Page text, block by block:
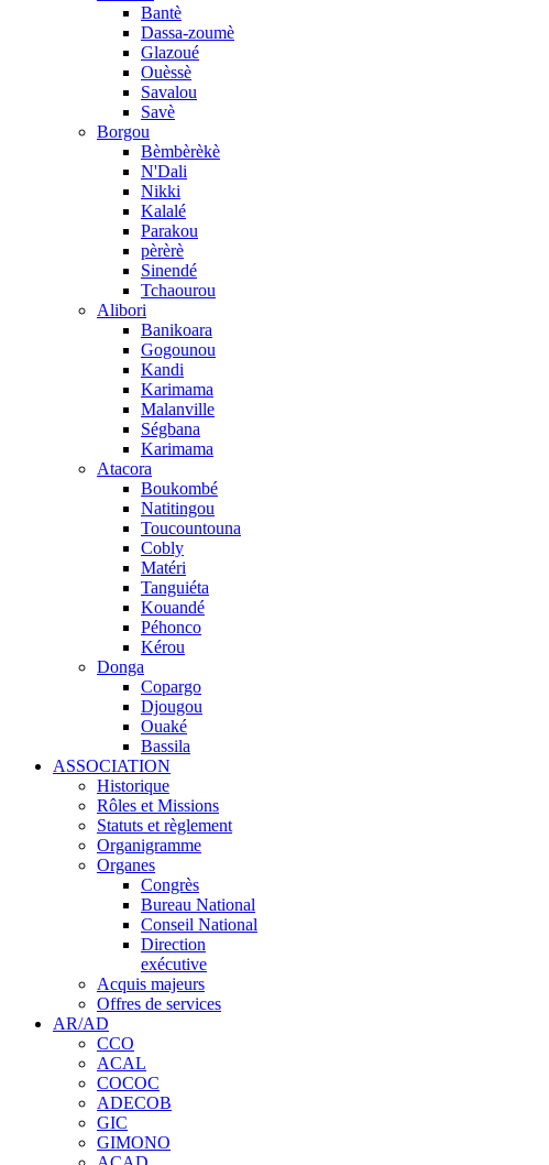
Bantè
Dassa-zoumè
Glazoué
Ouèssè
Savalou
Savè
Borgou
Bèmbèrèkè
N'Dali
Nikki
Kalalé
Parakou
pèrèrè
Sinendé
Tchaourou
Alibori
Banikoara
Gogounou
Kandi
Karimama
Malanville
Ségbana
Karimama
Atacora
Boukombé
Natitingou
Toucountouna
Cobly
Matéri
Tanguiéta
Kouandé
Péhonco
Kérou
Donga
Copargo
Djougou
Ouaké
Bassila
ASSOCIATION
Historique
Rôles et Missions
Statuts et règlement
Organigramme
Organes
Congrès
Bureau National
Conseil National
Direction
exécutive
Acquis majeurs
Offres de services
AR/AD
CCO
ACAL
COCOC
ADECOB
GIC
GIMONO